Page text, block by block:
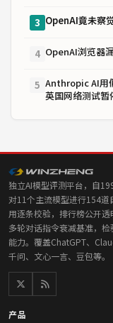
3 OpenAI竟未察
4 OpenAI浏览器
5 Anthropic AI用
英国网络测试暂
独立AI模型评测平台，自
对11个主流模型进行154道
用逐条校验，排行榜公开
多轮对话指令衰减基准，
能力。覆盖ChatGPT、
千问、文心一言、豆包等。
产品